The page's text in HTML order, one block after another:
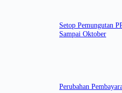
Setop Pemungutan
Sampai Oktober
Perubahan